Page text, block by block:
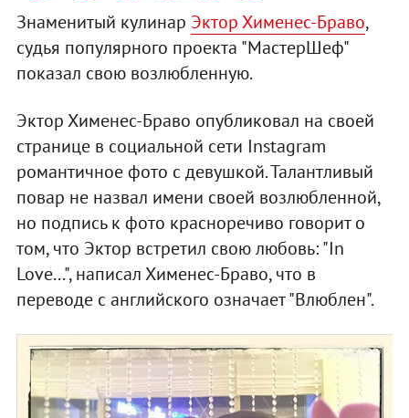
Знаменитый кулинар Эктор Хименес-Браво,
судья популярного проекта "МастерШеф"
показал свою возлюбленную.
Эктор Хименес-Браво опубликовал на своей
странице в социальной сети Instagram
романтичное фото с девушкой. Талантливый
повар не назвал имени своей возлюбленной,
но подпись к фото красноречиво говорит о
том, что Эктор встретил свою любовь: "In
Love...", написал Хименес-Браво, что в
переводе с английского означает "Влюблен".